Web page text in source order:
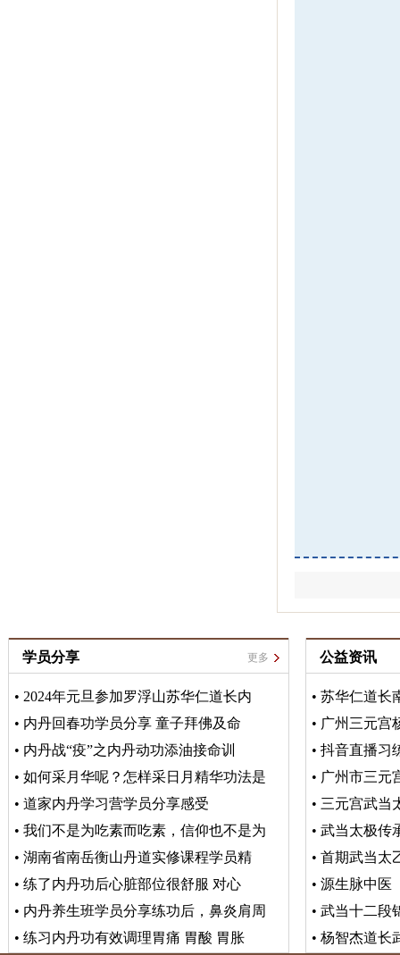
学员分享 更多
•2024年元旦参加罗浮山苏华仁道长内
• 内丹回春功学员分享 童子拜佛及命
• 内丹战“疫”之内丹动功添油接命训
•如何采月华呢？怎样采日月精华功法是
•道家内丹学习营学员分享感受
•我们不是为吃素而吃素，信仰也不是为
•湖南省南岳衡山丹道实修课程学员精
•练了内丹功后心脏部位很舒服 对心
• 内丹养生班学员分享练功后，鼻炎肩周
•练习内丹功有效调理胃痛 胃酸 胃胀
公益资讯
•苏华仁道长
• 广州三元宫
•抖音直播习
• 广州市三元
•三元宫武当
•武当太极传
•首期武当
•源生脉中医
•武当十二段
•杨智杰道长